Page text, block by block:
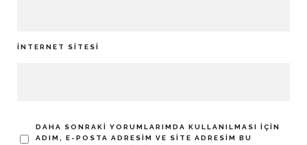
İNTERNET SITESI
DAHA SONRAKI YORUMLARIMDA KULLANILMASI IÇIN
ADIM, E-POSTA ADRESIM VE SITE ADRESIM BU